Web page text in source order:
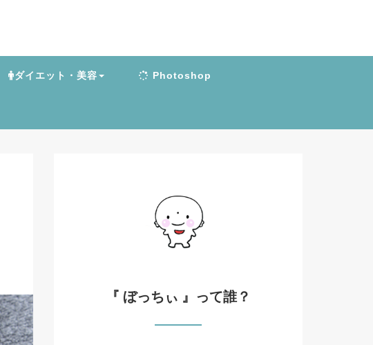
ダイエット・美容 Photoshop
『 ぼっちぃ 』って誰？